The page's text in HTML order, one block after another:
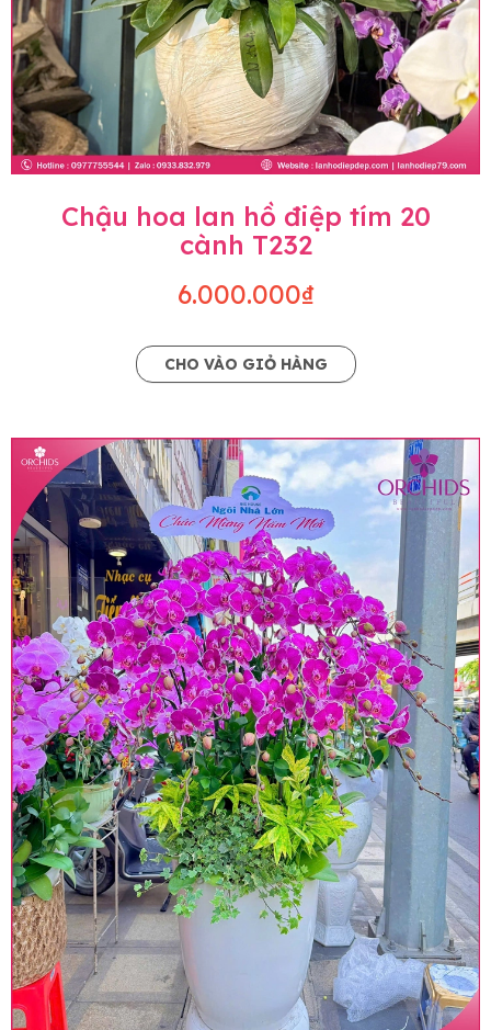
Chậu hoa lan hồ điệp tím 20
cành T232
6.000.000₫
CHO VÀO GIỎ HÀNG